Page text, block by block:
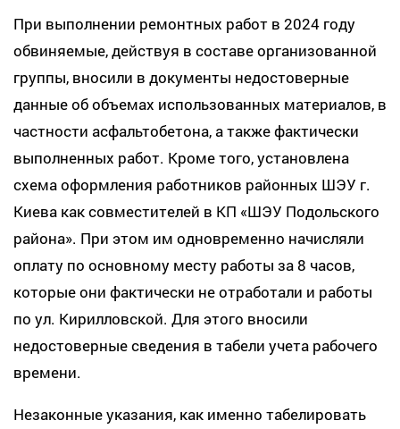
При выполнении ремонтных работ в ​​2024 году
обвиняемые, действуя в составе организованной
группы, вносили в документы недостоверные
данные об объемах использованных материалов, в
частности асфальтобетона, а также фактически
выполненных работ. Кроме того, установлена ​​
схема оформления работников районных ШЭУ г.
Киева как совместителей в КП «ШЭУ Подольского
района». При этом им одновременно начисляли
оплату по основному месту работы за 8 часов,
которые они фактически не отработали и работы
по ул. Кирилловской. Для этого вносили
недостоверные сведения в табели учета рабочего
времени.
Незаконные указания, как именно табелировать